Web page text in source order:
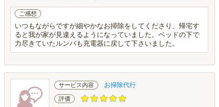
ご感想
いつもながらですが細やかなお掃除をしてくださり、帰宅す
ると我が家が見違えるようになっていました。ベッドの下で
力尽きていたルンバも充電器に戻して下さいました。
サービス内容 お掃除代行
評価